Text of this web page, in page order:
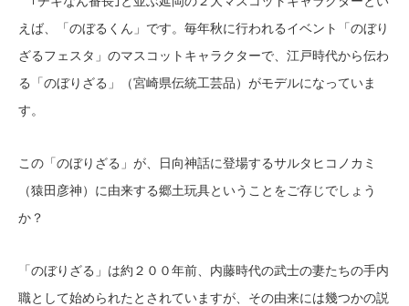
えば、「のぼるくん」です。毎年秋に行われるイベント「のぼり
ざるフェスタ」のマスコットキャラクターで、江戸時代から伝わ
る「のぼりざる」（宮崎県伝統工芸品）がモデルになっていま
す。
この「のぼりざる」が、日向神話に登場するサルタヒコノカミ
（猿田彦神）に由来する郷土玩具ということをご存じでしょう
か？
「のぼりざる」は約２００年前、内藤時代の武士の妻たちの手内
職として始められたとされていますが、その由来には幾つかの説